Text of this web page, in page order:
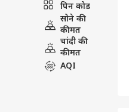
पिन कोड
सोने की
कीमत
चांदी की
कीमत
AQI